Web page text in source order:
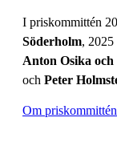
I priskommittén
Söderholm,
Anton Osika
och Peter
Om priskommittén